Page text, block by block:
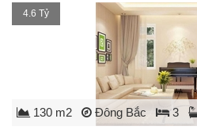
4.6 Tỷ
130 m2 Đông Bắc 3